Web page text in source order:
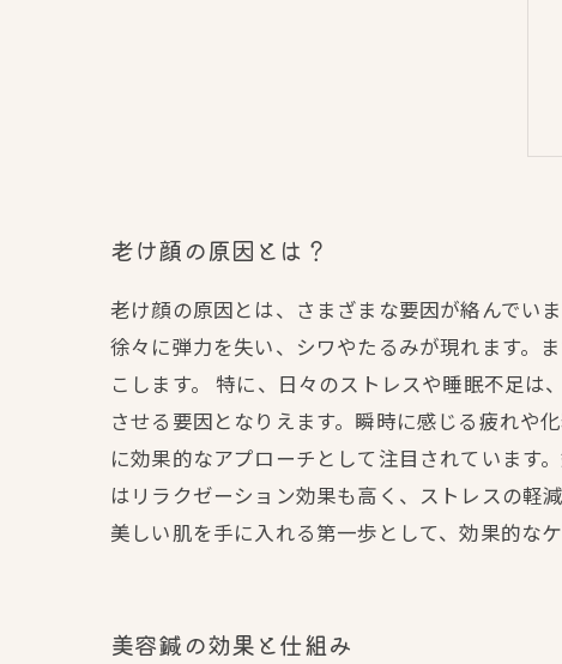
老け顔の原因とは？
老け顔の原因とは、さまざまな要因が絡んでい
徐々に弾力を失い、シワやたるみが現れます。
こします。 特に、日々のストレスや睡眠不足
させる要因となりえます。瞬時に感じる疲れや
に効果的なアプローチとして注目されています
はリラクゼーション効果も高く、ストレスの軽
美しい肌を手に入れる第一歩として、効果的な
美容鍼の効果と仕組み